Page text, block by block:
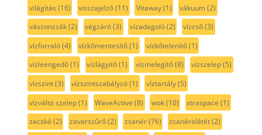
világítás (16) visszajelző(11) Vitaway(1) vákuum(2)
vászonzsák(2) végzáró(3) vízadagoló(2) vízcső(3)
vízforraló(4) vízkőmentesítő(1) vízkőtelenítő(1)
vízleengedő(1) vízlágyító(1) vízmelegítő(8) vízszelep(5)
vízszint(3) vízszintszabályzó(1) víztartály(5)
vízváltó szelep(1) WaveActive (8) wok(10) xtraspace (1)
zacskó(2) zavarszűrő(2) zsanér(76) zsanéralátét(2)